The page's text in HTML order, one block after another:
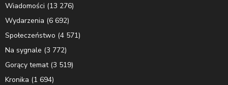
Wiadomości (13 276)
Wydarzenia (6 692)
Społeczeństwo (4 571)
Na sygnale (3 772)
Gorący temat(3 519)
Kronika (1 694)